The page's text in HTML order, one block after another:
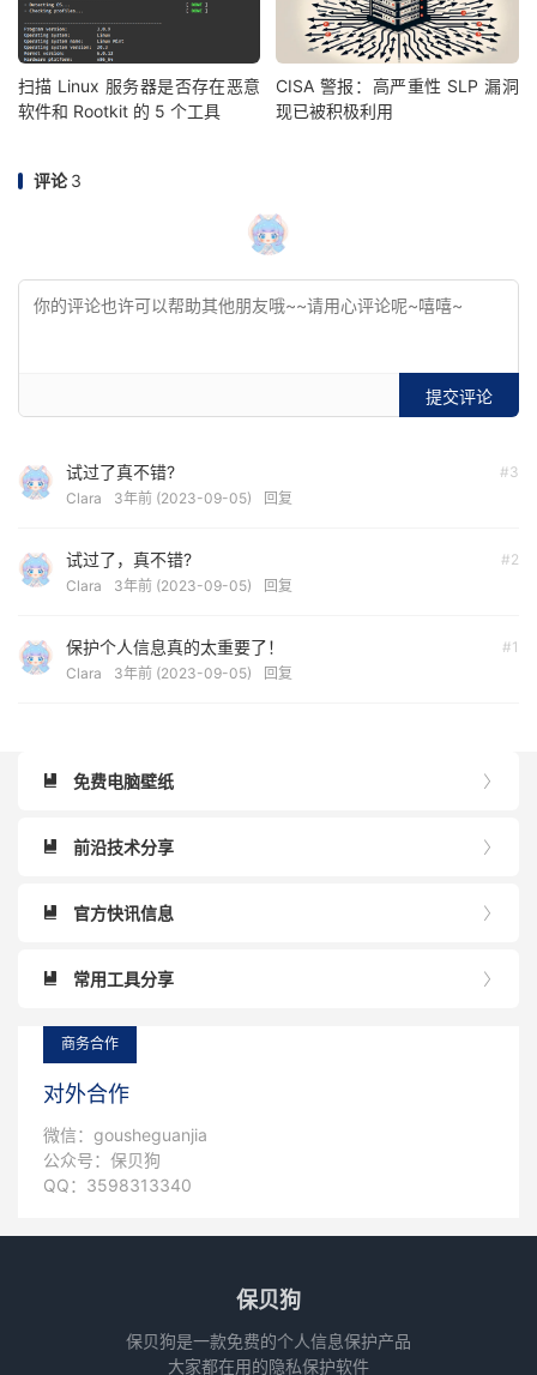
扫描 Linux 服务器是否存在恶意
软件和 Rootkit 的 5 个工具
CISA 警报：高严重性 SLP 漏洞
现已被积极利用
评论3
提交评论
#3
试过了真不错?
Clara 3年前 (2023-09-05) 回复
#2
试过了，真不错?
Clara 3年前 (2023-09-05) 回复
#1
保护个人信息真的太重要了！
Clara 3年前 (2023-09-05) 回复

 免费电脑壁纸

 前沿技术分享

 官方快讯信息

 常用工具分享
商务合作
对外合作
微信：gousheguanjia
公众号：保贝狗
QQ：3598313340
保贝狗
保贝狗是一款免费的个人信息保护产品
大家都在用的隐私保护软件